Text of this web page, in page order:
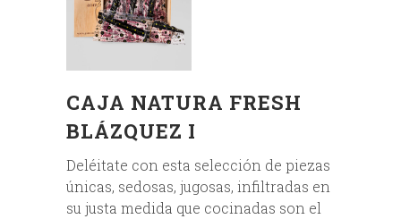
CAJA NATURA FRESH
BLÁZQUEZ I
Deléitate con esta selección de piezas
únicas, sedosas, jugosas, infiltradas en
su justa medida que cocinadas son el